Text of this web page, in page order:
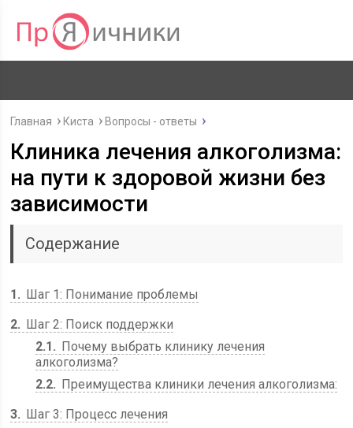
Главная Киста Вопросы - ответы
Клиника лечения алкоголизма:
на пути к здоровой жизни без
зависимости
Содержание
1
Шаг 1: Понимание проблемы
2
Шаг 2: Поиск поддержки
2.1
Почему выбрать клинику лечения
алкоголизма?
2.2
Преимущества клиники лечения алкоголизма:
3
Шаг 3: Процесс лечения